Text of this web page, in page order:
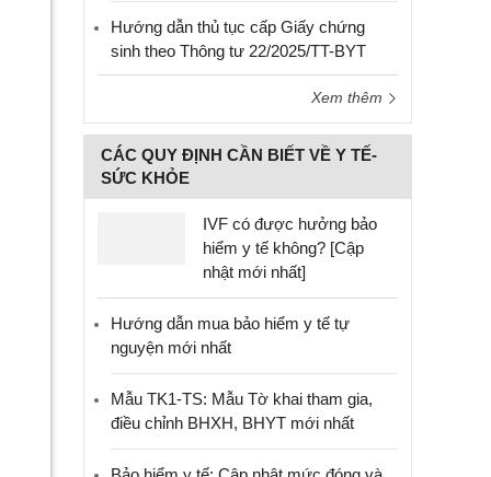
Hướng dẫn thủ tục cấp Giấy chứng
sinh theo Thông tư 22/2025/TT-BYT
Xem thêm
CÁC QUY ĐỊNH CẦN BIẾT VỀ Y TẾ-
SỨC KHỎE
IVF có được hưởng bảo
hiểm y tế không? [Cập
nhật mới nhất]
Hướng dẫn mua bảo hiểm y tế tự
nguyện mới nhất
Mẫu TK1-TS: Mẫu Tờ khai tham gia,
điều chỉnh BHXH, BHYT mới nhất